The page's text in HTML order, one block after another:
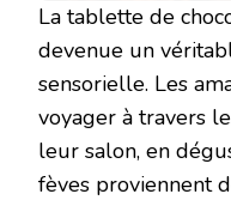
La tablette de
devenue un
sensorielle. Les
voyager à travers
leur salon, en
fèves proviennent